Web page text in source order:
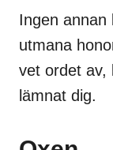
Ingen annan
utmana
vet ordet av,
lämnat dig.